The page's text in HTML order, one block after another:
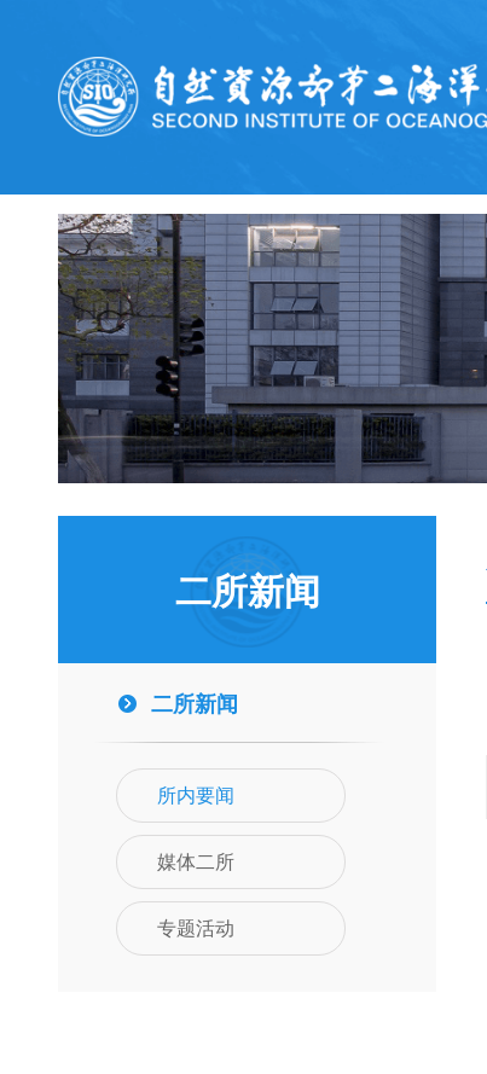
二所新闻
二所新闻
所内要闻
媒体二所
专题活动